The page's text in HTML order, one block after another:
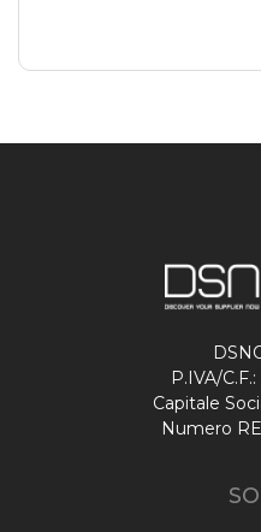
P.IVA/
Capitale
Numero